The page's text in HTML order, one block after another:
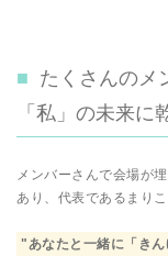
たくさんのメ
「私」の未来に
メンバーさんで会場が
あり、代表であるまりこ
"あなたと一緒に「き